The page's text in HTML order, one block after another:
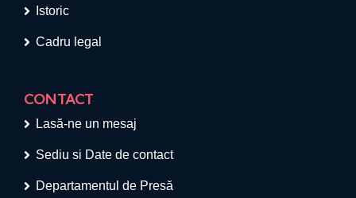
Istoric
Cadru legal
CONTACT
Lasă-ne un mesaj
Sediu si Date de contact
Departamentul de Presă